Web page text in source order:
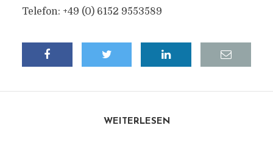
Telefon: +49 (0) 6152 9553589
WEITERLESEN